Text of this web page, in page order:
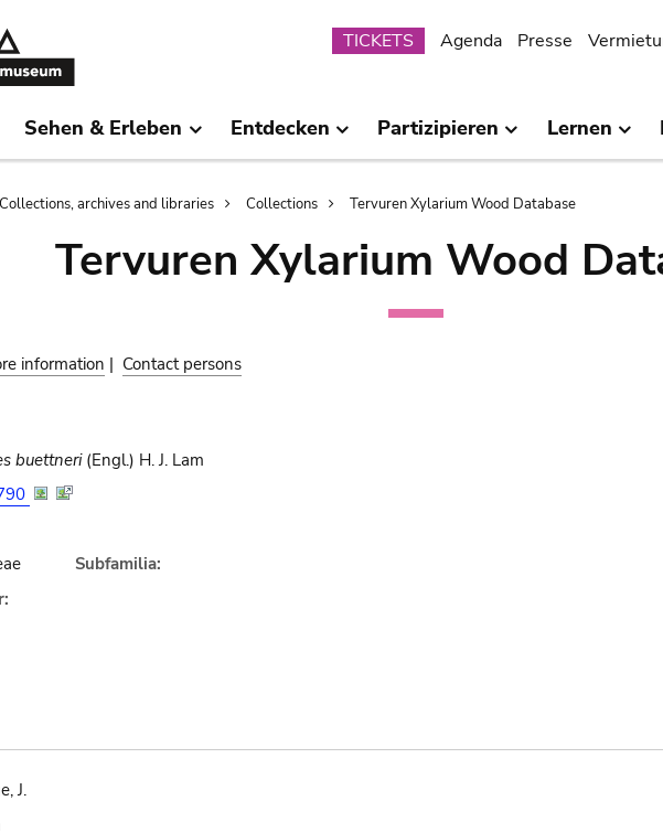
Submenu
TICKETS Agenda Presse
Sehen & Erleben Entdecken Partizipieren Lernen
Collections, archives and libraries Collections Tervuren Xylarium Wood Database
Tervuren Xylarium Wood
information | Contact persons
buettneri(Engl.) H. J. Lam
Subfamilia:
J.